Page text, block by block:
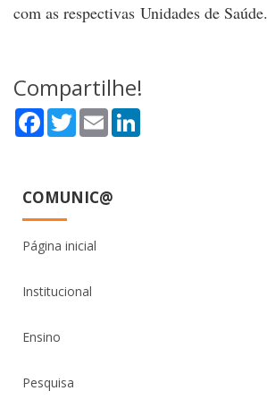
com as respectivas Unidades de Saúde.
Compartilhe!
Facebook
TwitterEmail
COMUNIC@
Página inicial
Institucional
Ensino
Pesquisa